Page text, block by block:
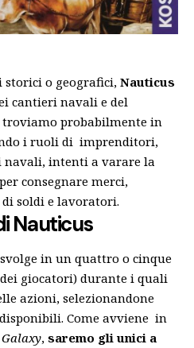
o geografici, Nauticus
cantieri navali e del
probabilmente in
i ruoli di imprenditori,
intenti a varare la
consegnare merci,
soldi e lavoratori.
Nauticus
in un quattro o cinque
giocatori) durante i quali
azioni, selezionandone
Come avviene in
, saremo gli unici a